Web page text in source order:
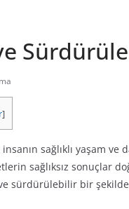
]
sağlıklı yaşam
sağlıksız sonuçlar
sürdürülebilir bir